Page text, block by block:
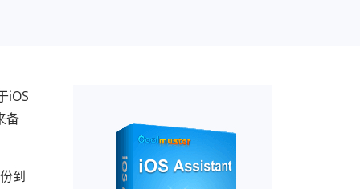
iOS
备
到